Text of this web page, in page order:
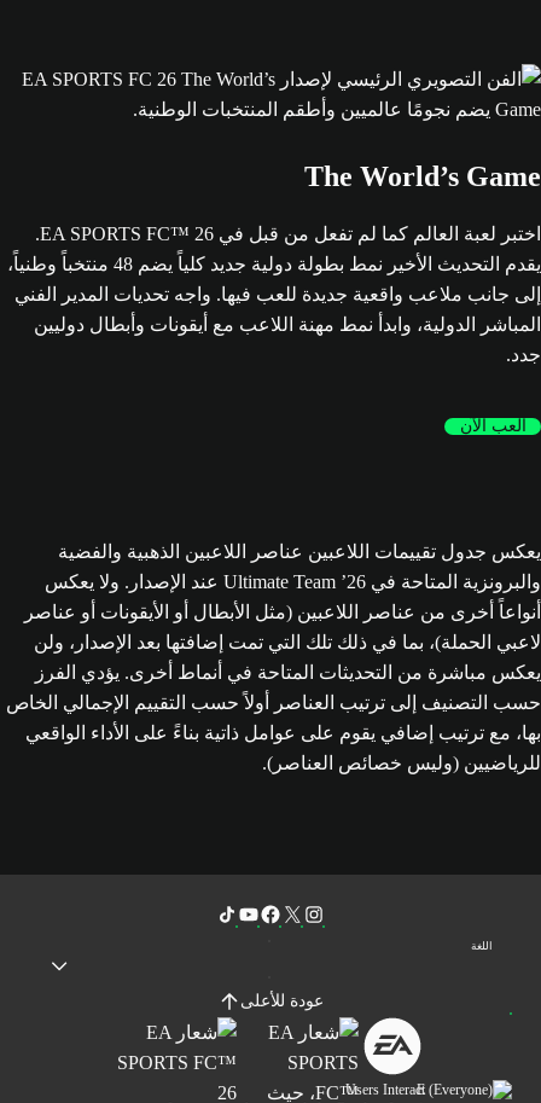
The World’s Game
اختبر لعبة العالم كما لم تفعل من قبل في EA SPORTS FC™ 26.
يقدم التحديث الأخير نمط بطولة دولية جديد كلياً يضم 48 منتخباً وطنياً،
إلى جانب ملاعب واقعية جديدة للعب فيها. واجه تحديات المدير الفني
المباشر الدولية، وابدأ نمط مهنة اللاعب مع أيقونات وأبطال دوليين
جدد.
العب الآن
يعكس جدول تقييمات اللاعبين عناصر اللاعبين الذهبية والفضية
والبرونزية المتاحة في Ultimate Team ’26 عند الإصدار. ولا يعكس
أنواعاً أخرى من عناصر اللاعبين (مثل الأبطال أو الأيقونات أو عناصر
لاعبي الحملة)، بما في ذلك تلك التي تمت إضافتها بعد الإصدار، ولن
يعكس مباشرة من التحديثات المتاحة في أنماط أخرى. يؤدي الفرز
حسب التصنيف إلى ترتيب العناصر أولاً حسب التقييم الإجمالي الخاص
بها، مع ترتيب إضافي يقوم على عوامل ذاتية بناءً على الأداء الواقعي
للرياضيين (وليس خصائص العناصر).
اللغة
عودة للأعلى
Users Interact